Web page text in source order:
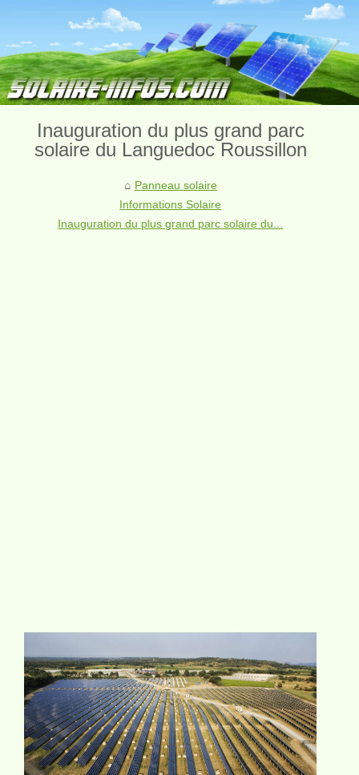
Inauguration du plus grand parc
solaire du Languedoc Roussillon
Panneau solaire
Informations Solaire
Inauguration du plus grand parc solaire du...